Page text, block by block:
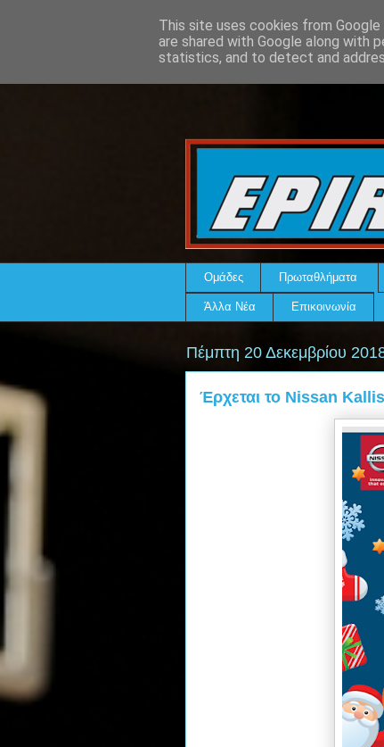
Ομάδες Πρωταθλήματα
Άλλα Νέα Επικοινωνία
Πέμπτη 20 Δεκεμβρίου
Έρχεται το Nissan
This site uses cookies from
are shared with Google along with
statistics, and to detect and